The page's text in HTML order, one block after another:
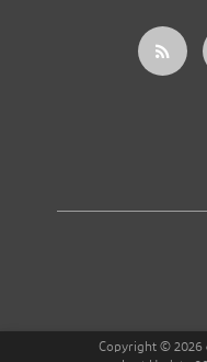
Copyright © 2026